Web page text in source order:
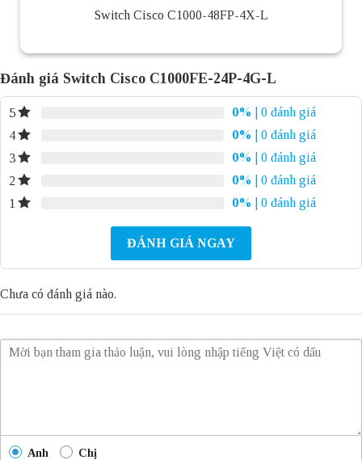
Switch Cisco C1000-48FP-4X-L
Đánh giá Switch Cisco C1000FE-24P-4G-L
5 0%
| 0 đánh giá
4
0%
| 0 đánh giá
3
0%
| 0 đánh giá
2
0%
| 0 đánh giá
1
0% | 0 đánh giá
ĐÁNH GIÁ NGAY
Chưa có đánh giá nào.
Anh Chị